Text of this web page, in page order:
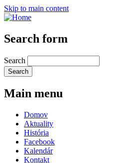
Skip to main content
Search form
Search
Main menu
Domov
Aktuality
História
Facebook
Kalendár
Kontakt